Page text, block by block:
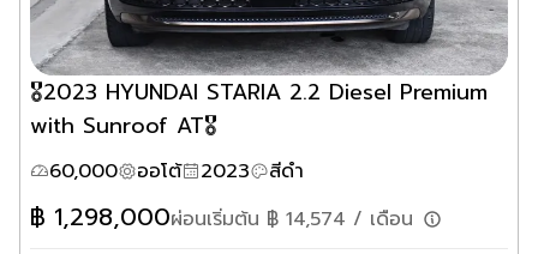
🎖️2023 HYUNDAI STARIA 2.2 Diesel Premium
with Sunroof AT🎖️
60,000 ออโต้ 2023 สีดำ
฿ 1,298,000ผ่อนเริ่มต้น ฿ 14,574 / เดือน